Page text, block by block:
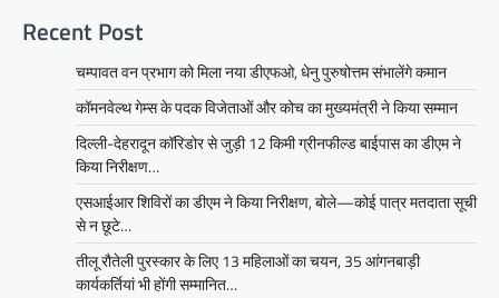
Recent Post
चम्पावत वन प्रभाग को मिला नया डीएफओ, धेनु पुरुषोत्तम संभालेंगे कमान
कॉमनवेल्थ गेम्स के पदक विजेताओं और कोच का मुख्यमंत्री ने किया सम्मान
दिल्ली-देहरादून कॉरिडोर से जुड़ी 12 किमी ग्रीनफील्ड बाईपास का डीएम ने
किया निरीक्षण…
एसआईआर शिविरों का डीएम ने किया निरीक्षण, बोले—कोई पात्र मतदाता सूची
से न छूटे…
तीलू रौतेली पुरस्कार के लिए 13 महिलाओं का चयन, 35 आंगनबाड़ी
कार्यकर्तियां भी होंगी सम्मानित…